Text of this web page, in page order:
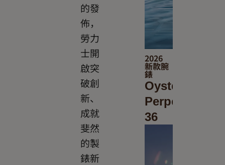
的發
佈，
勞力
士開
啟突
破創
新、
成就
斐然
的製
錶新
2026
新款腕
錶
Oyster
Perpetual
36